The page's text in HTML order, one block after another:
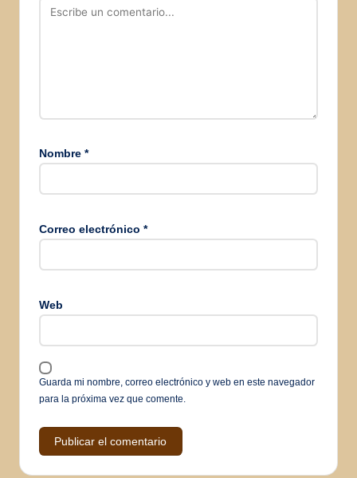
Nombre *
Correo electrónico *
Web
Guarda mi nombre, correo electrónico y web en este navegador
para la próxima vez que comente.